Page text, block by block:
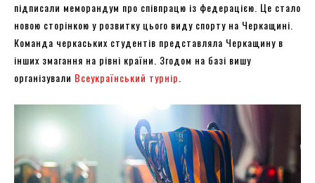
підписали меморандум про співпрацю із федерацією. Це стало
новою сторінкою у розвитку цього виду спорту на Черкащині.
Команда черкаських студентів представляла Черкащину в
інших змагання на рівні країни. Згодом на базі вишу
організували Всеукраїнський турнір